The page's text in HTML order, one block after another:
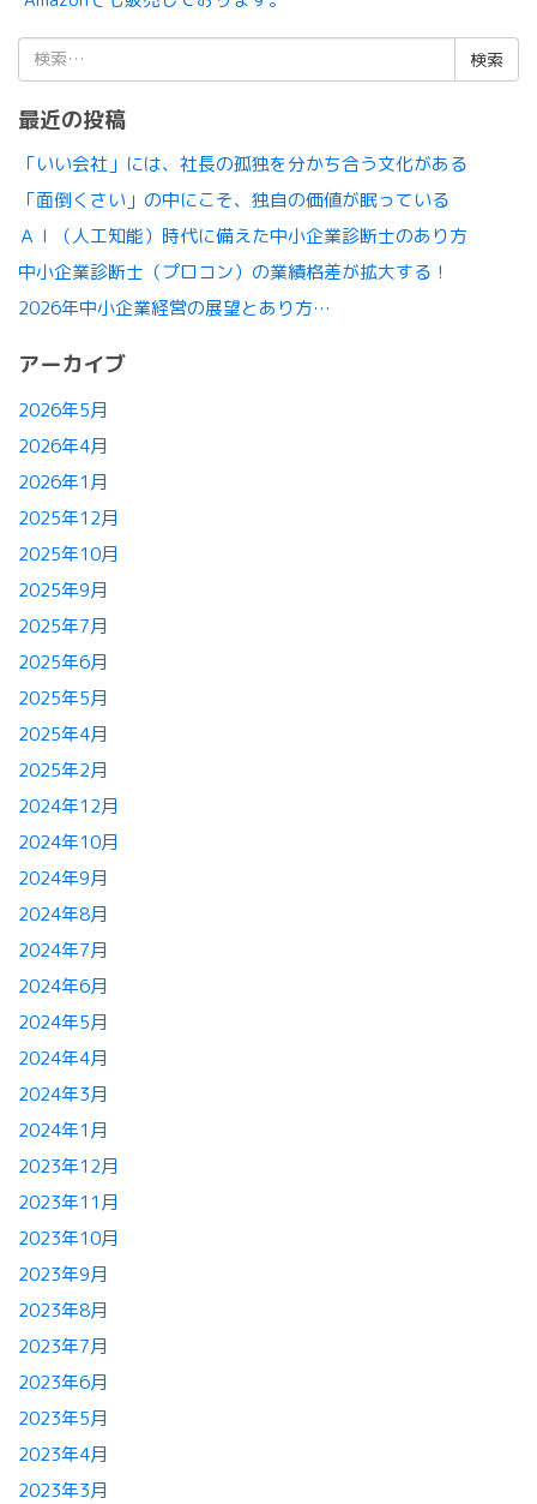
検
索:
最近の投稿
「いい会社」には、社長の孤独を分かち合う文化がある
「面倒くさい」の中にこそ、独自の価値が眠っている
ＡＩ（人工知能）時代に備えた中小企業診断士のあり方
中小企業診断士（プロコン）の業績格差が拡大する！
2026年中小企業経営の展望とあり方…
アーカイブ
2026年5月
2026年4月
2026年1月
2025年12月
2025年10月
2025年9月
2025年7月
2025年6月
2025年5月
2025年4月
2025年2月
2024年12月
2024年10月
2024年9月
2024年8月
2024年7月
2024年6月
2024年5月
2024年4月
2024年3月
2024年1月
2023年12月
2023年11月
2023年10月
2023年9月
2023年8月
2023年7月
2023年6月
2023年5月
2023年4月
2023年3月